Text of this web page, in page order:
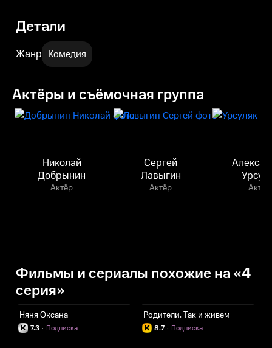
Детали
Жанр Комедия
Актёры и съёмочная группа
Николай
Добрынин
Актёр
Сергей
Лавыгин
Актёр Актёр
Фильмы и сериалы похожие на «4
серия»
Няня Оксана
7.3 Подписка
·
Родители. Так и живем
8.7 Подписка
·